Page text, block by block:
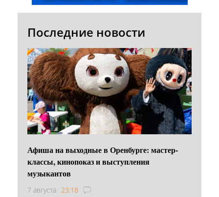
Последние новости
Афиша на выходные в Оренбурге: мастер-
классы, кинопоказ и выступления
музыкантов
7 августа 23:18